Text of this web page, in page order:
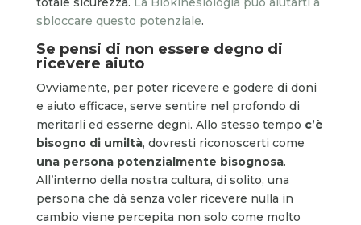
sbloccare questo potenziale.
Se pensi di non essere degno di
ricevere aiuto
Ovviamente, per poter ricevere e godere di doni
e aiuto efficace, serve sentire nel profondo di
meritarli ed esserne degni. Allo stesso tempo c’è
bisogno di umiltà, dovresti riconoscerti come
una persona potenzialmente bisognosa.
All’interno della nostra cultura, di solito, una
persona che dà senza voler ricevere nulla in
cambio viene percepita non solo come molto